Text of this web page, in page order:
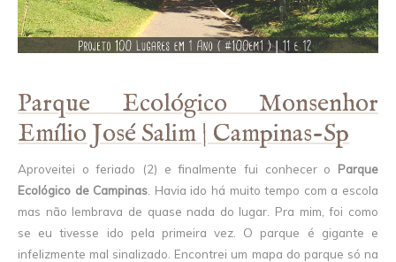
Parque Ecológico Monsenhor
Emílio José Salim | Campinas-Sp
Aproveitei o feriado (2) e finalmente fui conhecer o Parque
Ecológico de Campinas . Havia ido há muito tempo com a escola
mas não lembrava de quase nada do lugar. Pra mim, foi como
se eu tivesse ido pela primeira vez. O parque é gigante e
infelizmente mal sinalizado. Encontrei um mapa do parque só na